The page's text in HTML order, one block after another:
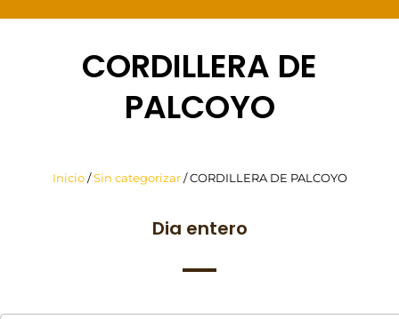
CORDILLERA DE
PALCOYO
Inicio/Sin categorizar/ CORDILLERA DE PALCOYO
Dia entero